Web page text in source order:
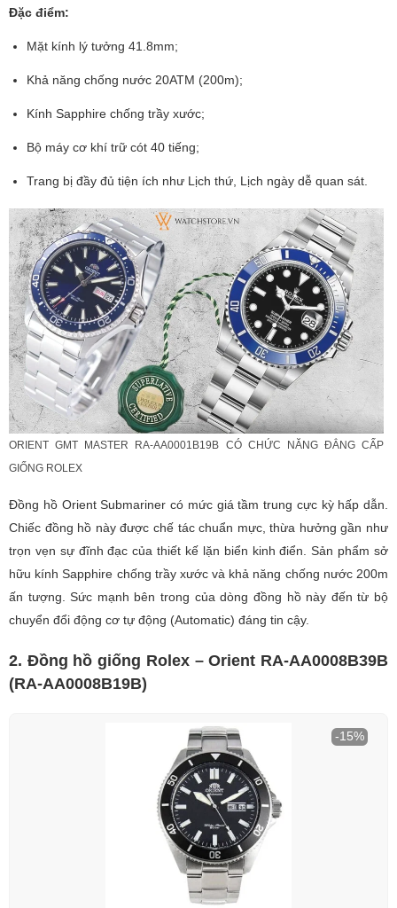
Đặc điểm:
Mặt kính lý tưởng 41.8mm;
Khả năng chống nước 20ATM (200m);
Kính Sapphire chống trầy xước;
Bộ máy cơ khí trữ cót 40 tiếng;
Trang bị đầy đủ tiện ích như Lịch thứ, Lịch ngày dễ quan sát.
ORIENT GMT MASTER RA-AA0001B19B CÓ CHỨC NĂNG ĐẲNG CẤP
GIỐNG ROLEX
Đồng hồ Orient Submariner có mức giá tầm trung cực kỳ hấp dẫn.
Chiếc đồng hồ này được chế tác chuẩn mực, thừa hưởng gần như
trọn vẹn sự đĩnh đạc của thiết kế lặn biển kinh điển. Sản phẩm sở
hữu kính Sapphire chống trầy xước và khả năng chống nước 200m
ấn tượng. Sức mạnh bên trong của dòng đồng hồ này đến từ bộ
chuyển đổi động cơ tự động (Automatic) đáng tin cậy.
2. Đồng hồ giống Rolex – Orient RA-AA0008B39B
(RA-AA0008B19B)
-15%